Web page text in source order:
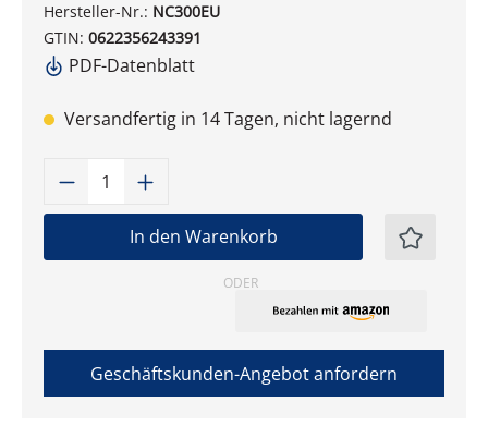
Hersteller-Nr.: NC300EU
GTIN: 0622356243391
PDF-Datenblatt
Versandfertig in 14 Tagen, nicht lagernd
Produkt Anzahl: Gib den
In den Warenkorb
ODER
Geschäftskunden-Angebot anfordern